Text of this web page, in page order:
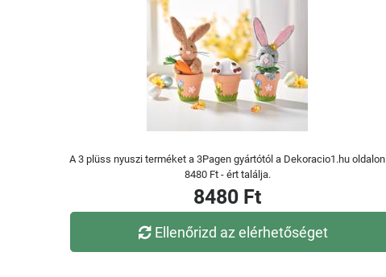
A 3 plüss nyuszi terméket a 3Pagen gyártótól a Dekoracio1.hu oldalon
8480 Ft - ért találja.
8480 Ft
Ellenőrizd az elérhetőséget